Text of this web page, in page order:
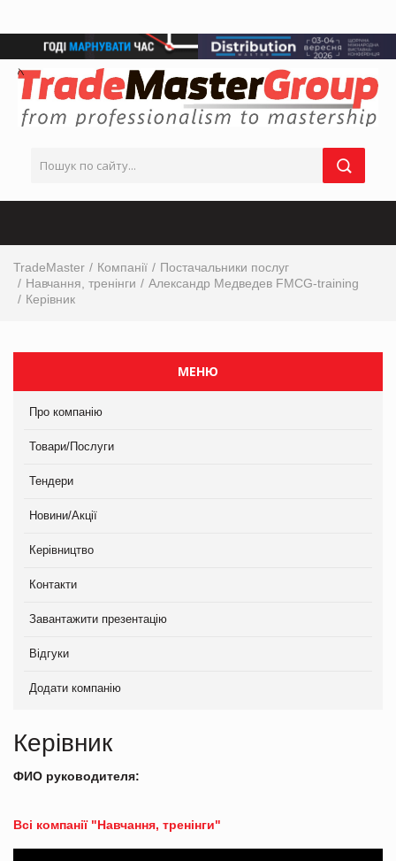
TradeMaster Компанії
Постачальники послуг
Навчання, тренінги
Александр Медведев FMCG-training
Керівник
МЕНЮ
Про компанію
Товари/Послуги
Тендери
Новини/Акції
Керівництво
Контакти
Завантажити презентацію
Відгуки
Додати компанію
Керівник
ФИО руководителя:
Всі компанії "Навчання, тренінги"